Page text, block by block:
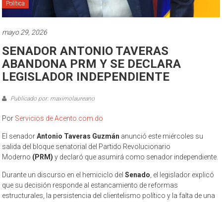
Política
mayo 29, 2026
SENADOR ANTONIO TAVERAS
ABANDONA PRM Y SE DECLARA
LEGISLADOR INDEPENDIENTE
Publicado por: maximolaureano
Por Servicios de Acento.com.do
El senadorAntonio Taveras Guzmán anunció este miércoles su
salida del bloque senatorial del Partido Revolucionario
Moderno (PRM) y declaró que asumirá como senador independiente.
Durante un discurso en el hemiciclo delSenado , el legislador explicó
que su decisión responde al estancamiento de reformas
estructurales, la persistencia del clientelismo político y la falta de una